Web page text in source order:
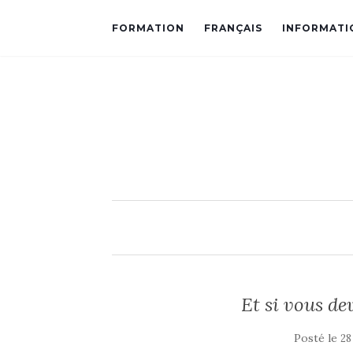
FORMATION FRANÇAIS
Et si vous
Posté le